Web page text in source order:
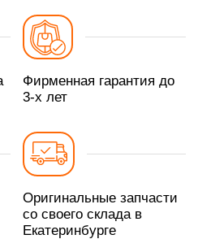
Фирменная гарантия до
3-х лет
Оригинальные запчасти
со своего склада в
Екатеринбурге